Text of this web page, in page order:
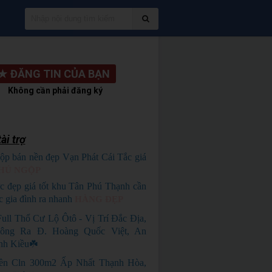
ĐĂNG TIN CỦA BẠN
Không cần phải đăng ký
trợ
bán nền đẹp Vạn Phát Cái Tắc giá
đẹp giá tốt khu Tân Phú Thạnh cần
gia đình ra nhanh
Thổ Cư Lộ Ôtô - Vị Trí Đắc Địa,
Ra Đ. Hoàng Quốc Việt, An
Kiều☘️
Cln 300m2 Ấp Nhất Thạnh Hòa,